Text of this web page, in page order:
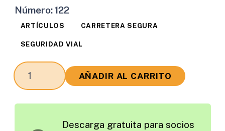
Número:122
ARTÍCULOS CARRETERA SEGURA
SEGURIDAD VIAL
El
Plan
AÑADIR AL CARRITO
Descarga gratuita para socios